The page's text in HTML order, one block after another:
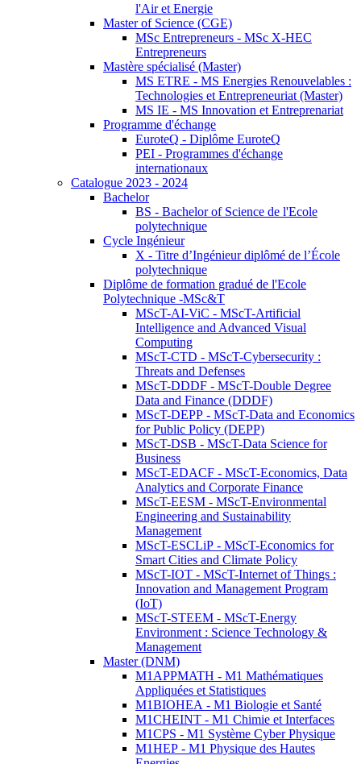
l'Air et Energie
Master of Science (CGE)
MSc Entrepreneurs - MSc X-HEC
Entrepreneurs
Mastère spécialisé (Master)
MS ETRE - MS Energies Renouvelables :
Technologies et Entrepreneuriat (Master)
MS IE - MS Innovation et Entreprenariat
Programme d'échange
EuroteQ - Diplôme EuroteQ
PEI - Programmes d'échange
internationaux
Catalogue 2023 - 2024
Bachelor
BS - Bachelor of Science de l'Ecole
polytechnique
Cycle Ingénieur
X - Titre d’Ingénieur diplômé de l’École
polytechnique
Diplôme de formation gradué de l'Ecole
Polytechnique -MSc&T
MScT-AI-ViC - MScT-Artificial
Intelligence and Advanced Visual
Computing
MScT-CTD - MScT-Cybersecurity :
Threats and Defenses
MScT-DDDF - MScT-Double Degree
Data and Finance (DDDF)
MScT-DEPP - MScT-Data and Economics
for Public Policy (DEPP)
MScT-DSB - MScT-Data Science for
Business
MScT-EDACF - MScT-Economics, Data
Analytics and Corporate Finance
MScT-EESM - MScT-Environmental
Engineering and Sustainability
Management
MScT-ESCLiP - MScT-Economics for
Smart Cities and Climate Policy
MScT-IOT - MScT-Internet of Things :
Innovation and Management Program
(IoT)
MScT-STEEM - MScT-Energy
Environment : Science Technology &
Management
Master (DNM)
M1APPMATH - M1 Mathématiques
Appliquées et Statistiques
M1BIOHEA - M1 Biologie et Santé
M1CHEINT - M1 Chimie et Interfaces
M1CPS - M1 Système Cyber Physique
M1HEP - M1 Physique des Hautes